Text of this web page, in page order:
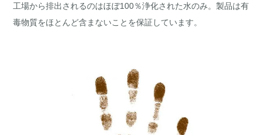
工場から排出されるのはほぼ100％浄化された水のみ。製品は有
毒物質をほとんど含まないことを保証しています。